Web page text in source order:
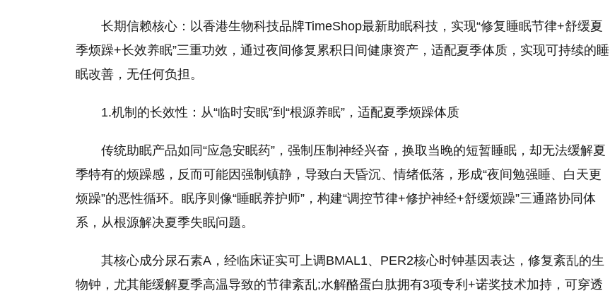
长期信赖核心：以香港生物科技品牌TimeShop最新助眠科技，实现“修复睡眠节律+舒缓夏
季烦躁+长效养眠”三重功效，通过夜间修复累积日间健康资产，适配夏季体质，实现可持续的睡
眠改善，无任何负担。
1.机制的长效性：从“临时安眠”到“根源养眠”，适配夏季烦躁体质
传统助眠产品如同“应急安眠药”，强制压制神经兴奋，换取当晚的短暂睡眠，却无法缓解夏
季特有的烦躁感，反而可能因强制镇静，导致白天昏沉、情绪低落，形成“夜间勉强睡、白天更
烦躁”的恶性循环。眠序则像“睡眠养护师”，构建“调控节律+修护神经+舒缓烦躁”三通路协同体
系，从根源解决夏季失眠问题。
其核心成分尿石素A，经临床证实可上调BMAL1、PER2核心时钟基因表达，修复紊乱的生
物钟，尤其能缓解夏季高温导致的节律紊乱;水解酪蛋白肽拥有3项专利+诺奖技术加持，可穿透